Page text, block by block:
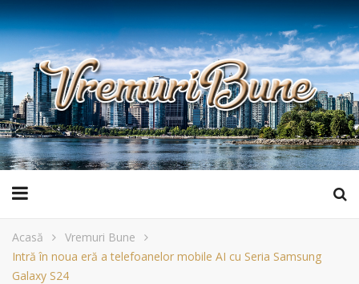
Acasă
Vremuri Bune
Intră în noua eră a telefoanelor mobile AI cu Seria Samsung
Galaxy S24